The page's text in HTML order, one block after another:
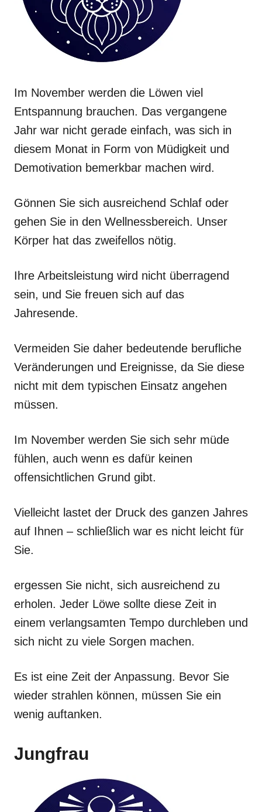
Im November werden die Löwen viel
Entspannung brauchen. Das vergangene
Jahr war nicht gerade einfach, was sich in
diesem Monat in Form von Müdigkeit und
Demotivation bemerkbar machen wird.
Gönnen Sie sich ausreichend Schlaf oder
gehen Sie in den Wellnessbereich. Unser
Körper hat das zweifellos nötig.
Ihre Arbeitsleistung wird nicht überragend
sein, und Sie freuen sich auf das
Jahresende.
Vermeiden Sie daher bedeutende berufliche
Veränderungen und Ereignisse, da Sie diese
nicht mit dem typischen Einsatz angehen
müssen.
Im November werden Sie sich sehr müde
fühlen, auch wenn es dafür keinen
offensichtlichen Grund gibt.
Vielleicht lastet der Druck des ganzen Jahres
auf Ihnen – schließlich war es nicht leicht für
Sie.
ergessen Sie nicht, sich ausreichend zu
erholen. Jeder Löwe sollte diese Zeit in
einem verlangsamten Tempo durchleben und
sich nicht zu viele Sorgen machen.
Es ist eine Zeit der Anpassung. Bevor Sie
wieder strahlen können, müssen Sie ein
wenig auftanken.
Jungfrau